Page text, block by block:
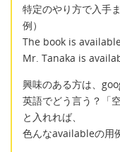
特定のやり方で入手
例）
The book is
Mr. Tanaka is
興味のある方は、
英語でどう言う？「
と入れれば、
色んなavailableの用